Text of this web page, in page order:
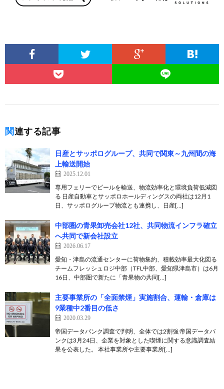
関連する記事
日産とサッポログループ、共同で関東～九州間の海
上輸送開始
2025.12.01
専用フェリーでビールを輸送、物流効率化と環境負荷低減図
る 日産自動車とサッポロホールディングスの両社は12月1
日、サッポログループ物流とも連携し、日産[…]
中部圏の青果卸売会社12社、共同物流インフラ確立
へ共同で新会社設立
2026.06.17
愛知・津島の流通センターに荷物集約、積載効率最大化図る
チームフレッシュロジ中部（TFL中部、愛知県津島市）は6月
16日、中部圏で新たに「青果物の共同[…]
主要事業所の「全面禁煙」実施割合、運輸・倉庫は
9業種中2番目の低さ
2020.03.29
帝国データバンク調査で判明、全体では2割強 帝国データバ
ンクは3月24日、企業を対象とした喫煙に関する意識調査結
果を公表した。 本社事業所や主要事業所[…]